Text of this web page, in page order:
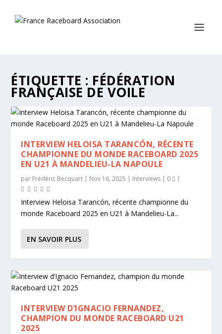
ÉTIQUETTE : FÉDÉRATION
FRANÇAISE DE VOILE
INTERVIEW HELOISA TARANCÓN, RÉCENTE
CHAMPIONNE DU MONDE RACEBOARD 2025
EN U21 À MANDELIEU-LA NAPOULE
par Frédéric Becquart | Nov 16, 2025 | Interviews | 0 |
Interview Heloisa Tarancón, récente championne du
monde Raceboard 2025 en U21 à Mandelieu-La...
EN SAVOIR PLUS
INTERVIEW D’IGNACIO FERNANDEZ,
CHAMPION DU MONDE RACEBOARD U21
2025